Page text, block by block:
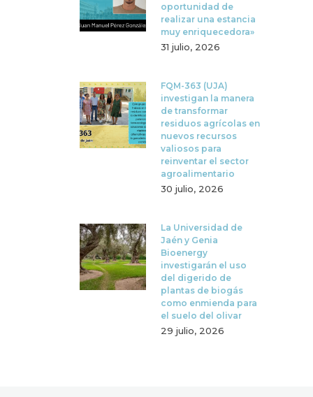
oportunidad de
realizar una estancia
muy enriquecedora»
31 julio, 2026
FQM-363 (UJA)
investigan la manera
de transformar
residuos agrícolas en
nuevos recursos
valiosos para
reinventar el sector
agroalimentario
30 julio, 2026
La Universidad de
Jaén y Genia
Bioenergy
investigarán el uso
del digerido de
plantas de biogás
como enmienda para
el suelo del olivar
29 julio, 2026